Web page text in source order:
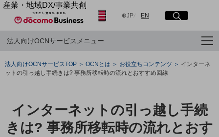
産業・地域DX/事業共創
OPEN HUB for Plural Futures
「社会可能性」を探究・実装する事業共創エコシステムです。
イベント/ウェビナー
記事コンテンツ
プレイヤー(カタリスト/パートナー企業)
産業・地域DXプラットフォーマーとして
企業と地域が持続成長する社会を目指します
Smart City
JP日本語
ENEnglish
サイト内検索
メニュー
フリーワードでNTTドコモビジネスの
取り組みを検索
法人向けOCNサービスメニュー
法人向けOCNサービスTOP OCNとは お役立ちコンテンツ
インターネ
ットの引っ越し手続きは? 事務所移転時の流れとおすすめ回線
インターネットの引っ越し手続
きは? 事務所移転時の流れとおす